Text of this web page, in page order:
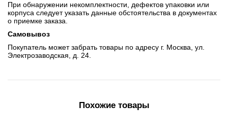
При обнаружении некомплектности, дефектов упаковки или
корпуса следует указать данные обстоятельства в документах
о приемке заказа.
Самовывоз
Покупатель может забрать товары по адресу г. Москва, ул.
Электрозаводская, д. 24.
Похожие товары